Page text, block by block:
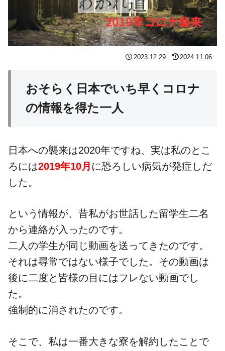
2023.12.29 2024.11.06
おそらく日本でいち早くコロナ
の情報を得た一人
日本への襲来は2020年ですね、実は私のとこ
ろには2019年10月 に恐ろしい病気が発症しだ
した。
という情報が、昔私がお世話した留学生二名
から連絡が入ったのです。
二人の学生が同じ動画を送ってきたのです。
それは尋常ではない様子でした。その動画は
後に二度と皆様の目にはフレない動画でし
た。
強制的に消されたのです。
そこで、私は一番大きな寮を解約したことで